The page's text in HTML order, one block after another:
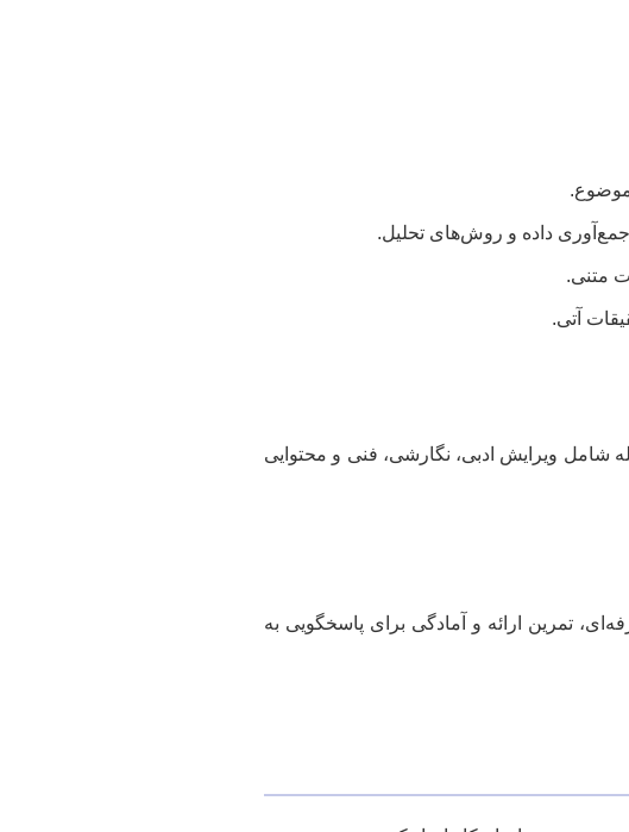
موضوع.
داده و روش‌های تحلیل.
متنی.
آتی.
شامل ویرایش ادبی، نگارشی، فنی و محتوایی
تمرین ارائه و آمادگی برای پاسخگویی به